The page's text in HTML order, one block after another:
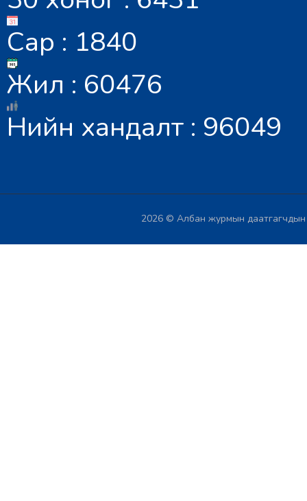
Сар : 1840
Жил : 60476
Нийн хандалт : 96049
2026 © Албан журмын даатгагчдын